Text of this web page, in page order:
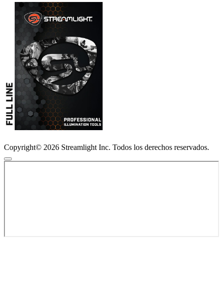
Copyright© 2026 Streamlight Inc. Todos los derechos reservados.